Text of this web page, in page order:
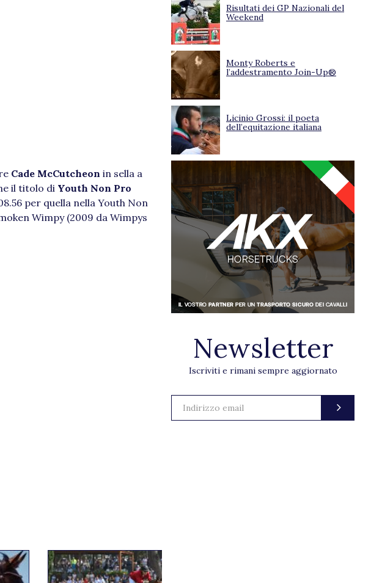
Cade McCutcheon in sella a
il titolo di Youth Non Pro
per quella nella Youth Non
Wimpy (2009 da Wimpys
Risultati dei GP Nazionali del
Weekend
Monty Roberts e
l’addestramento Join-Up®
Licinio Grossi: il poeta
dell’equitazione italiana
Newsletter
Iscriviti e rimani sempre aggiornato